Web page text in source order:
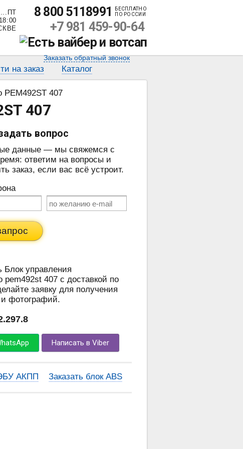
8 800 5118991
БЕСПЛАТНО
ПО РОССИИ
+7 981 459-90-64
Заказать обратный звонок
на заказ Каталог
PEM492ST 407
407
вопрос
данные — мы свяжемся с
ответим на вопросы и
заказ, если вас всё устроит.
Блок управления
pem492st 407 с доставкой по
заявку для получения
фотографий.
Написать в Viber
АКПП Заказать блок ABS